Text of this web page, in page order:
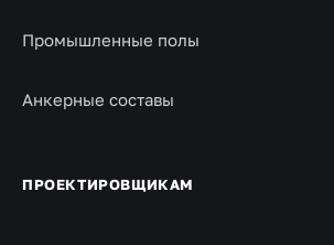
Промышленные полы
Анкерные составы
ПРОЕКТИРОВЩИКАМ